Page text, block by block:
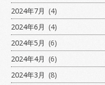
2024年7月 (4)
2024年6月 (4)
2024年5月 (6)
2024年4月 (6)
2024年3月 (8)